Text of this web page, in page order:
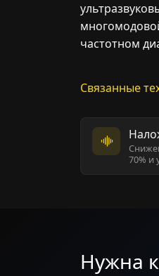
частотном
Связанные
70% и
Нужна